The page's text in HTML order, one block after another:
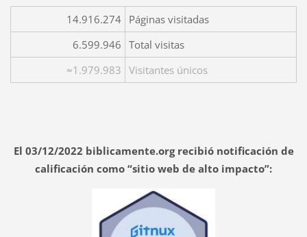
14.916.274
Páginas visitadas
6.599.946 Total visitas
≈1.979.983 Visitantes únicos
El 03/12/2022 biblicamente.org recibió notificación de
calificación como “sitio web de alto impacto”: